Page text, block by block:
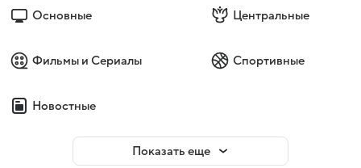
Основные Центральные
Фильмы и Сериалы Спортивные
Новостные
Показать еще